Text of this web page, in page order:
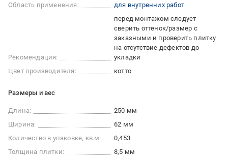
Область применения:
для внутренних работ
Рекомендация:
перед монтажом следует
сверить оттенок/размер с
заказными и проверить плитку
на отсутствие дефектов до
укладки
Цвет производителя:
котто
Размеры и вес
Длина:
250 мм
Ширина:
62 мм
Количество в упаковке, кв.м:
0,453
Толщина плитки:
8,5 мм